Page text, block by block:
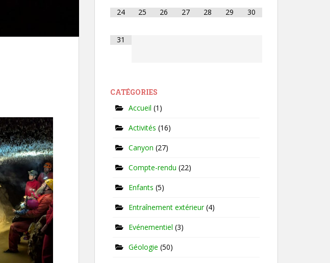
24 25 26 27 28 29 30
31
CATÉGORIES
Accueil (1)
Activités (16)
Canyon (27)
Compte-rendu (22)
Enfants (5)
Entraînement extérieur(4)
Evénementiel (3)
Géologie (50)